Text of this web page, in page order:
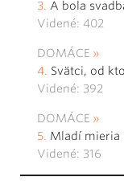
A bola
Videné: 402
DOMÁCE
Svätci, od
Videné: 392
DOMÁCE
Mladí mieria
Videné: 316